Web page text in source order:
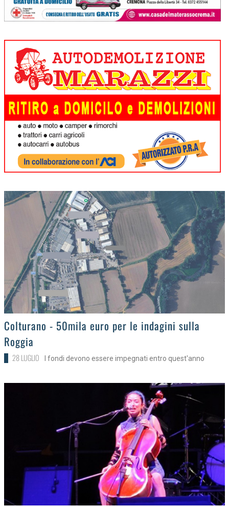
>
Colturano - 50mila euro per le indagini sulla
Roggia
28 LUGLIO I fondi devono essere impegnati entro quest'anno